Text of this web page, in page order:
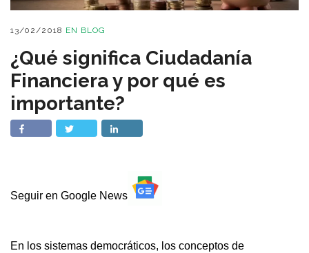
13/02/2018 EN BLOG
¿Qué significa Ciudadanía
Financiera y por qué es
importante?
Seguir en Google News
En los sistemas democráticos, los conceptos de